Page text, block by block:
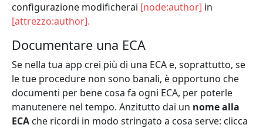
configurazione modificherai [node:author] in
[attrezzo:author].
Documentare una ECA
Se nella tua app crei più di una ECA e, soprattutto, se
le tue procedure non sono banali, è opportuno che
documenti per bene cosa fa ogni ECA, per poterle
manutenere nel tempo. Anzitutto dai un nome alla
ECA che ricordi in modo stringato a cosa serve: clicca